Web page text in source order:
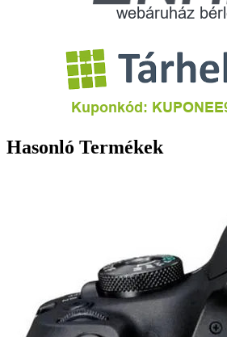
Hasonló Termékek